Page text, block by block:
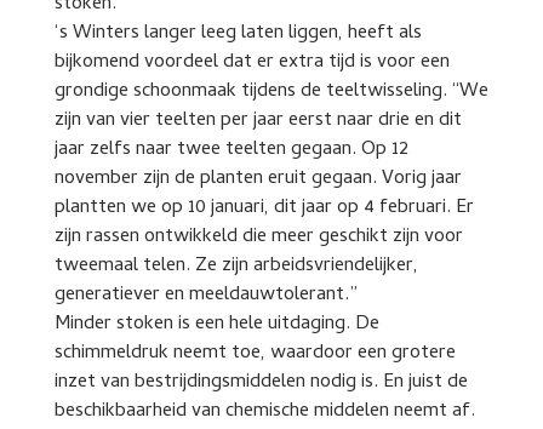
‘s Winters langer leeg laten liggen, heeft als
bijkomend voordeel dat er extra tijd is voor een
grondige schoonmaak tijdens de teeltwisseling. “We
zijn van vier teelten per jaar eerst naar drie en dit
jaar zelfs naar twee teelten gegaan. Op 12
november zijn de planten eruit gegaan. Vorig jaar
plantten we op 10 januari, dit jaar op 4 februari. Er
zijn rassen ontwikkeld die meer geschikt zijn voor
tweemaal telen. Ze zijn arbeidsvriendelijker,
generatiever en meeldauwtolerant.”
Minder stoken is een hele uitdaging. De
schimmeldruk neemt toe, waardoor een grotere
inzet van bestrijdingsmiddelen nodig is. En juist de
beschikbaarheid van chemische middelen neemt af.